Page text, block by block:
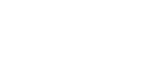
শ্রমিকদলের অবৈধ কমিটি
অভিযোগ